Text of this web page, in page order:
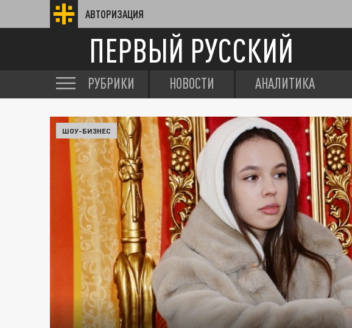
АВТОРИЗАЦИЯ
ПЕРВЫЙ РУССКИЙ
РУБРИКИ НОВОСТИ АНАЛИТИКА
ШОУ-БИЗНЕС